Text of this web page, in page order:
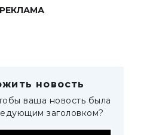
РЕКЛАМА
новость
ваша новость была
заголовком?